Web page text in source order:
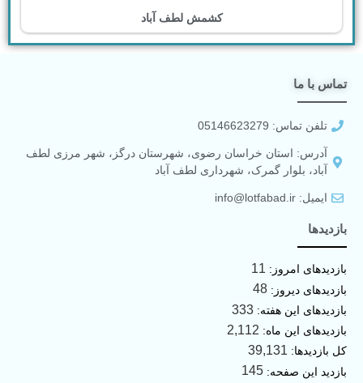
کشمش لطف آباد
بازدیدها
بازدیدهای امروز: 11
بازدیدهای دیروز: 48
بازدیدهای این هفته: 333
بازدیدهای این ماه: 2,112
کل بازدیدها: 39,131
بازدید این صفحه: 145
تماس با ما
تلفن تماس: 05146623279
آدرس: استان خراسان رضوی، شهرستان درگز، شهر مرزی لطف
آباد، بلوار گمرک، شهرداری لطف آباد
ایمیل: info@lotfabad.ir